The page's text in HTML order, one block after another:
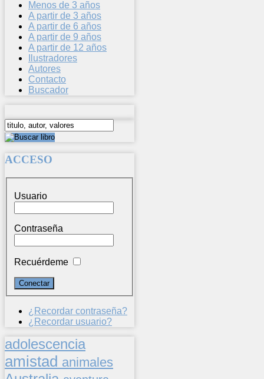
Menos de 3 años
A partir de 3 años
A partir de 6 años
A partir de 9 años
A partir de 12 años
Ilustradores
Autores
Contacto
Buscador
ACCESO
Usuario
Contraseña
Recuérdeme
¿Recordar contraseña?
¿Recordar usuario?
adolescencia
amistad animales